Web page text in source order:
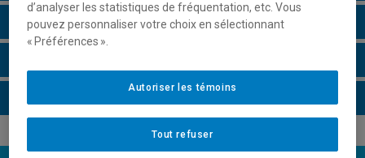
Horaire - Été 2026
d’analyser les statistiques de fréquentation, etc. Vous
pouvez personnaliser votre choix en sélectionnant
« Préférences ».
Tout refuser
Autoriser les témoins